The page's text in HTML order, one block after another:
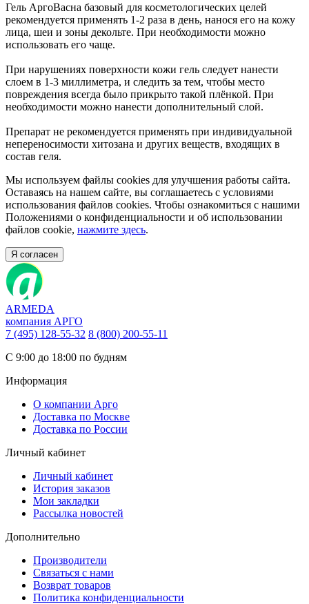
Гель АргоВасна базовый для косметологических целей
рекомендуется применять 1-2 раза в день, нанося его на кожу
лица, шеи и зоны декольте. При необходимости можно
использовать его чаще.
При нарушениях поверхности кожи гель следует нанести
слоем в 1-3 миллиметра, и следить за тем, чтобы место
повреждения всегда было прикрыто такой плёнкой. При
необходимости можно нанести дополнительный слой.
Препарат не рекомендуется применять при индивидуальной
непереносимости хитозана и других веществ, входящих в
состав геля.
Мы используем файлы cookies для улучшения работы сайта.
Оставаясь на нашем сайте, вы соглашаетесь с условиями
использования файлов cookies. Чтобы ознакомиться с нашими
Положениями о конфиденциальности и об использовании
файлов cookie, нажмите здесь.
Я согласен
ARMEDA
компания АРГО
7 (495) 128-55-32 8 (800) 200-55-11
С 9:00 до 18:00 по будням
Информация
О компании Арго
Доставка по Москве
Доставка по России
Личный кабинет
Личный кабинет
История заказов
Мои закладки
Рассылка новостей
Дополнительно
Производители
Связаться с нами
Возврат товаров
Политика конфиденциальности